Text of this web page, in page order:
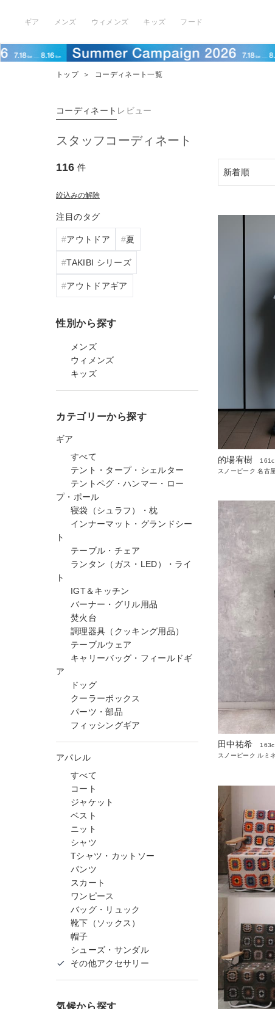
ギア メンズ ウィメンズ キッズ フード
トップ ＞ コーディネート一覧
コーディネート レビュー
スタッフコーディネート
116 件
絞込みの解除
注目のタグ
アウトドア 夏
TAKIBI シリーズ
アウトドアギア
性別から探す
メンズ
ウィメンズ
キッズ
カテゴリーから探す
ギア
すべて
テント・タープ・シェルター
テントペグ・ハンマー・ロー
プ・ポール
寝袋（シュラフ）・枕
インナーマット・グランドシー
ト
テーブル・チェア
ランタン（ガス・LED）・ライ
ト
IGT＆キッチン
バーナー・グリル用品
焚火台
調理器具（クッキング用品）
テーブルウェア
キャリーバッグ・フィールドギ
ア
ドッグ
クーラーボックス
パーツ・部品
フィッシングギア
アパレル
すべて
コート
ジャケット
ベスト
ニット
シャツ
Tシャツ・カットソー
パンツ
スカート
ワンピース
バッグ・リュック
靴下（ソックス）
帽子
シューズ・サンダル
その他アクセサリー
気候から探す
的場宥樹
スノーピーク 名古
田中祐希
スノーピーク ルミ